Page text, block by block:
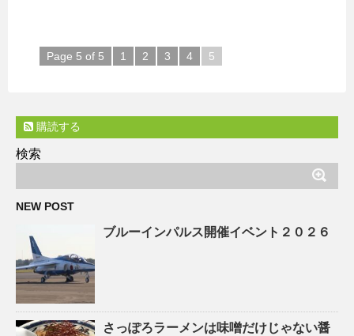
Page 5 of 5 1 2 3 4 5
購読する
検索
NEW POST
ブルーインパルス開催イベント２０２６
さっぽろラーメンは味噌だけじゃない醤